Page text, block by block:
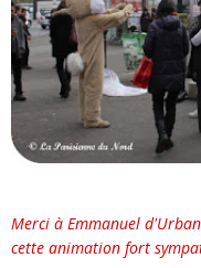
Merci à Emmanuel
cette animation fort